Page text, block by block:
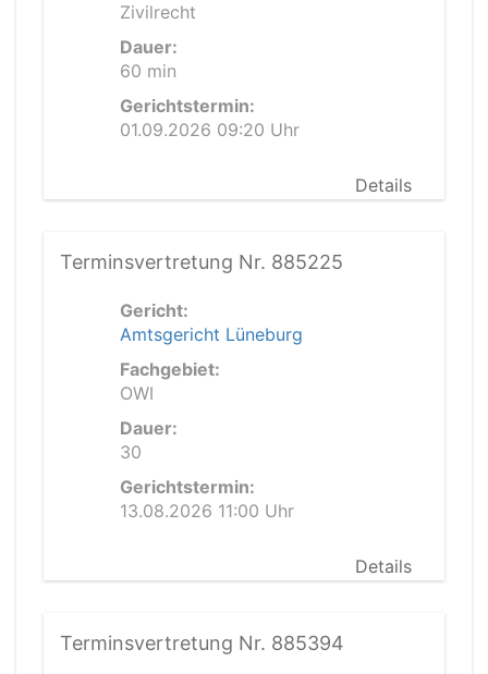
Zivilrecht
Dauer:
60 min
Gerichtstermin:
01.09.2026 09:20 Uhr
Details
Terminsvertretung Nr. 885225
Gericht:
Amtsgericht Lüneburg
Fachgebiet:
OWI
Dauer:
30
Gerichtstermin:
13.08.2026 11:00 Uhr
Details
Terminsvertretung Nr. 885394